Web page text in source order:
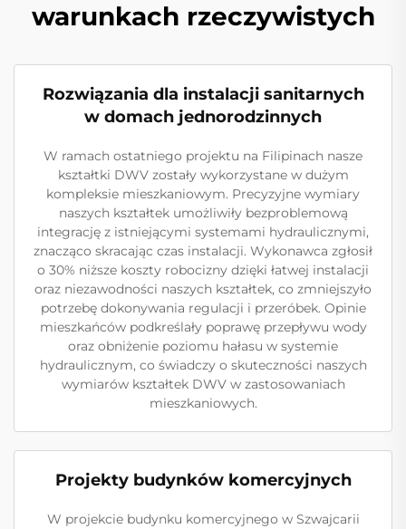
warunkach rzeczywistych
Rozwiązania dla instalacji sanitarnych
w domach jednorodzinnych
W ramach ostatniego projektu na Filipinach nasze
kształtki DWV zostały wykorzystane w dużym
kompleksie mieszkaniowym. Precyzyjne wymiary
naszych kształtek umożliwiły bezproblemową
integrację z istniejącymi systemami hydraulicznymi,
znacząco skracając czas instalacji. Wykonawca zgłosił
o 30% niższe koszty robocizny dzięki łatwej instalacji
oraz niezawodności naszych kształtek, co zmniejszyło
potrzebę dokonywania regulacji i przeróbek. Opinie
mieszkańców podkreślały poprawę przepływu wody
oraz obniżenie poziomu hałasu w systemie
hydraulicznym, co świadczy o skuteczności naszych
wymiarów kształtek DWV w zastosowaniach
mieszkaniowych.
Projekty budynków komercyjnych
W projekcie budynku komercyjnego w Szwajcarii